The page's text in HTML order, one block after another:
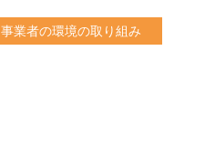
事業者の環境の取り組み